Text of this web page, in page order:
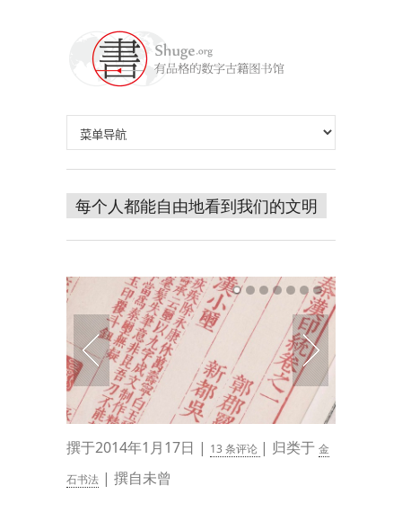
每个人都能自由地看到我们的文明
撰于2014年1月17日 | 13 条评论 | 归类于 金
石书法 | 撰自未曾